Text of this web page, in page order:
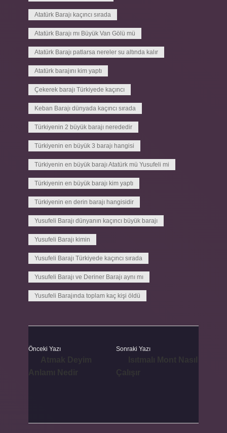
Atatürk Barajı kaçıncı sırada
Atatürk Barajı mı Büyük Van Gölü mü
Atatürk Barajı patlarsa nereler su altında kalır
Atatürk barajını kim yaptı
Çekerek barajı Türkiyede kaçıncı
Keban Barajı dünyada kaçıncı sırada
Türkiyenin 2 büyük barajı nerededir
Türkiyenin en büyük 3 barajı hangisi
Türkiyenin en büyük barajı Atatürk mü Yusufeli mi
Türkiyenin en büyük barajı kim yaptı
Türkiyenin en derin barajı hangisidir
Yusufeli Barajı dünyanın kaçıncı büyük barajı
Yusufeli Barajı kimin
Yusufeli Barajı Türkiyede kaçıncı sırada
Yusufeli Barajı ve Deriner Barajı aynı mı
Yusufeli Barajında toplam kaç kişi öldü
Önceki Yazı Sonraki Yazı